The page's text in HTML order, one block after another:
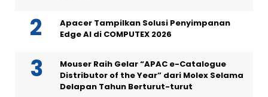
Apacer Tampilkan Solusi Penyimpanan
Edge AI di COMPUTEX 2026
Mouser Raih Gelar “APAC e-Catalogue
Distributor of the Year” dari Molex Selama
Delapan Tahun Berturut-turut